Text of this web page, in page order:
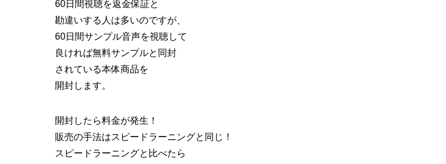
60日間視聴を返金保証と
勘違いする人は多いのですが、
60日間サンプル音声を視聴して
良ければ無料サンプルと同封
されている本体商品を
開封します。
開封したら料金が発生！
販売の手法はスピードラーニングと同じ！
スピードラーニングと比べたら